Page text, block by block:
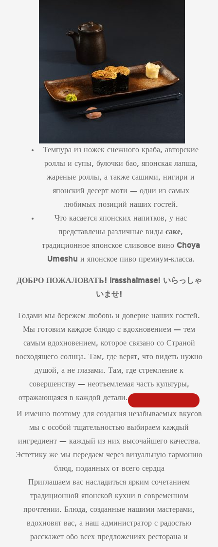
Темпура из ножек снежного краба, авторские
роллы и супы, булочки бао, японская лапша,
жареные роллы, а также сашими, нигири и
японский десерт моти — одни из самых
любимых позиций наших гостей.
Что касается японских напитков, у нас
представлены различные виды саке,
традиционное японское сливовое вино Choya
Umeshu и японское пиво премиум-класса.
ДОБРО ПОЖАЛОВАТЬ! Irasshaimase! いらっしゃ
いませ!
Годами мы бережем любовь и доверие наших гостей.
Мы готовим каждое блюдо с вдохновением — тем
самым вдохновением, которое связано со Страной
восходящего солнца. Там, где верят, что видеть нужно
душой, а не глазами. Там, где стремление к
совершенству — неотъемлемая часть культуры,
отражающаяся в каждой детали.
И именно поэтому для создания незабываемых вкусов
мы с особой тщательностью выбираем каждый
ингредиент — каждый из них высочайшего качества.
Эстетику же мы передаем через визуальную гармонию
блюд, поданных от всего сердца
Приглашаем вас насладиться ярким сочетанием
традиционной японской кухни в современном
прочтении. Блюда, созданные нашими мастерами,
вдохновят вас, а наш администратор с радостью
расскажет обо всех предложениях ресторана и